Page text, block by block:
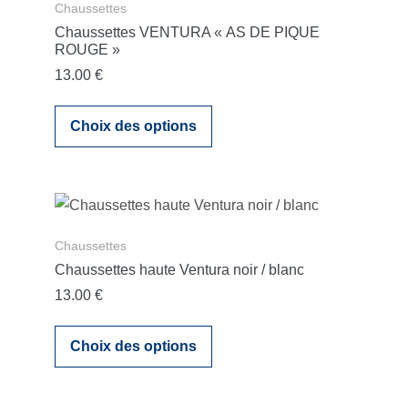
Chaussettes
Chaussettes VENTURA « AS DE PIQUE
ROUGE »
13.00 €
Choix des options
Chaussettes
Chaussettes haute Ventura noir / blanc
13.00 €
Choix des options